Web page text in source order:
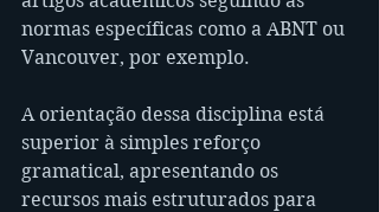
normas específicas como a ABNT ou
Vancouver, por exemplo.
A orientação dessa disciplina está
superior à simples reforço
gramatical, apresentando os
recursos mais estruturados para